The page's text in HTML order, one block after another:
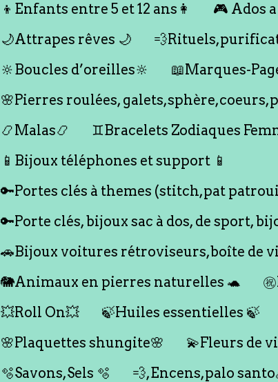
👦Enfants entre 5 et 12 ans👩
🎮 Ados
🌙Attrapes rêves 🌙
🔆Boucles d’oreilles🔆
📖Marques-
🌸Pierres roulées,
📿Malas📿
♊️Bracelets Zodiaques
📱Bijoux téléphones et support 📱
🔑Portes clés à themes (stitch,pat
🔑Porte clés, bijoux sac à dos, de sport,
🚗Bijoux voitures rétroviseurs,boîte de
🐘Animaux en pierres naturelles 🐢
💥Roll On💥
🍃Huiles essentielles 🍃
🌸Plaquettes shungite🌸
💫Fleurs de
🫧Savons,Sels 🫧
💨,Encens,palo